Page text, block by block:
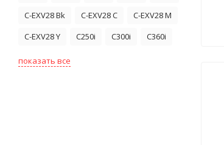
C-EXV28 Bk
C-EXV28 C
C-EXV28 M
C-EXV28 Y
C250i C300i C360i
показать все